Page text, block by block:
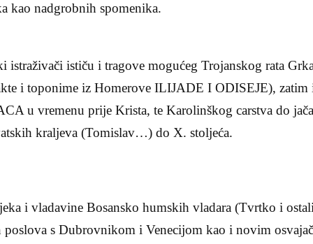
kao nadgrobnih spomenika.
istraživači ističu i tragove mogućeg Trojanskog rata
i toponime iz Homerove ILIJADE I ODISEJE),
u vremenu prije Krista, te Karolinškog carstva do
kraljeva (Tomislav…) do X. stoljeća.
i vladavine Bosansko humskih vladara (Tvrtko i
s Dubrovnikom i Venecijom kao i novim